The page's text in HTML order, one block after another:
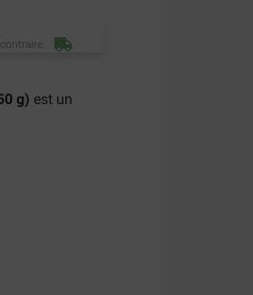
g) est un